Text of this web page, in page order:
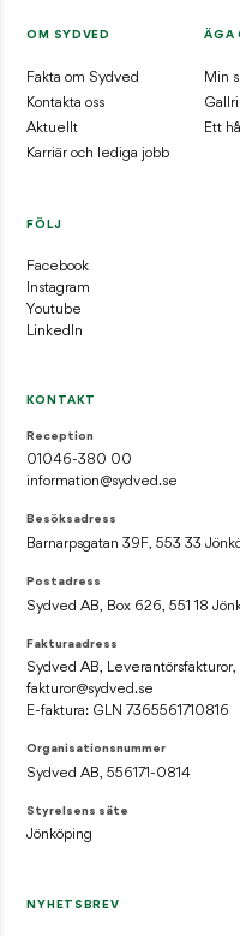
OM SYDVED
Fakta om Sydved
Kontakta oss
Aktuellt
Karriär och lediga jobb
ÄGA
Min
Ett
FÖLJ
Facebook
Instagram
Youtube
LinkedIn
KONTAKT
Reception
01046-380 00
information@sydved.se
Besöksadress
Barnarpsgatan 39F, 553 33
Postadress
Sydved AB, Box 626, 551 18
Fakturaadress
Sydved AB, Leverantörsfakturor,
fakturor@sydved.se
E-faktura: GLN 7365561710816
Organisationsnummer
Sydved AB, 556171-0814
Styrelsens säte
Jönköping
NYHETSBREV